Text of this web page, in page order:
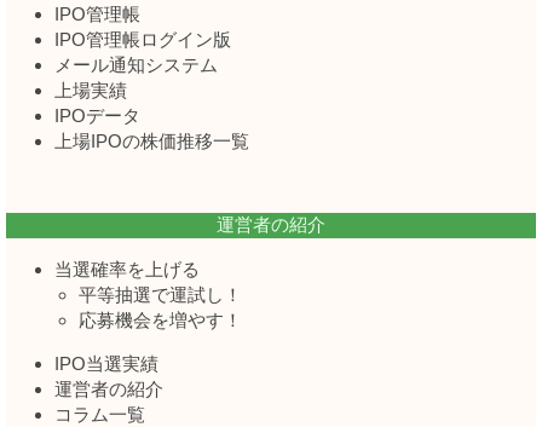
IPO管理帳
IPO管理帳ログイン版
メール通知システム
上場実績
IPOデータ
上場IPOの株価推移一覧
運営者の紹介
当選確率を上げる
平等抽選で運試し！
応募機会を増やす！
IPO当選実績
運営者の紹介
コラム一覧